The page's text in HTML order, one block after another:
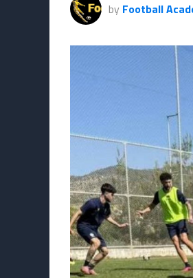
by Football